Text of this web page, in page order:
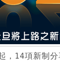
，14項新制